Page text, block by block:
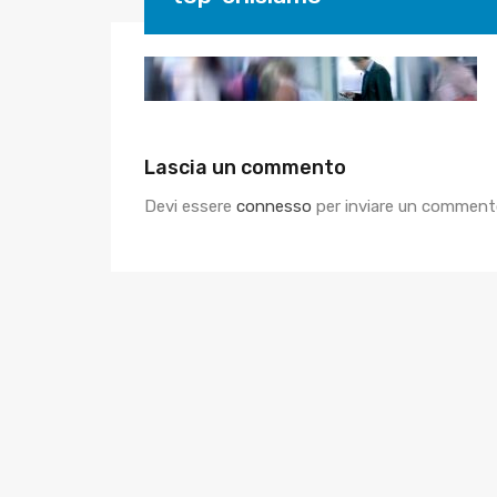
Lascia un commento
Devi essere connesso per inviare un